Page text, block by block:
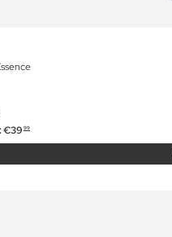
€39 99